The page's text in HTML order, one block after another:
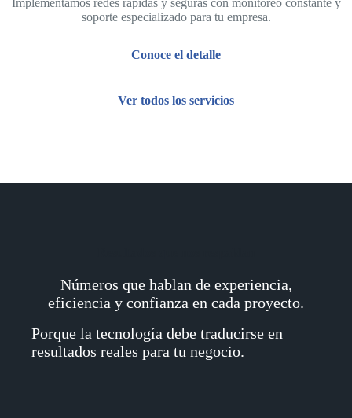
Implementamos redes rápidas y seguras con monitoreo constante y
soporte especializado para tu empresa.
Conoce el detalle
Ver todos los servicios
Números que hablan de experiencia,
eficiencia y confianza en cada proyecto.
Porque la tecnología debe traducirse en
resultados reales para tu negocio.